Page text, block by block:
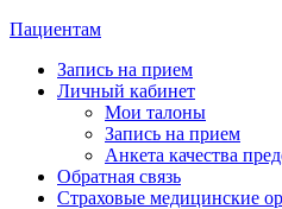
Пациентам
Запись на прием
Личный кабинет
Мои талоны
Запись на прием
Анкета качества
Обратная связь
Страховые медицинские